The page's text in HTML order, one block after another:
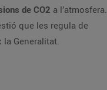
de CO2 a l’atmosfera.
que les regula de
Generalitat.